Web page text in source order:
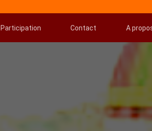
Participation Contact A